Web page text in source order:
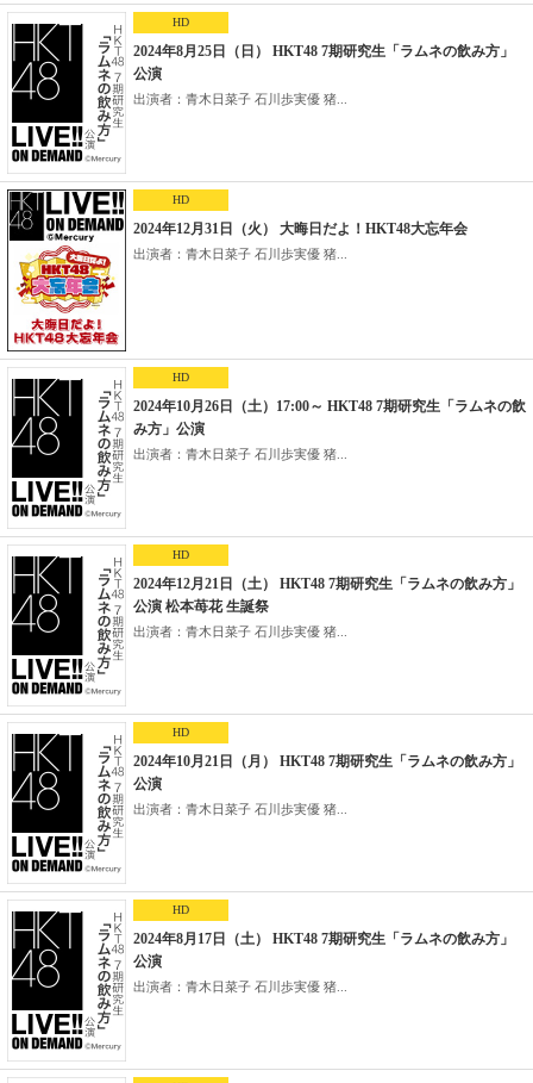
HD
2024年8月25日（日） HKT48 7期研究生「ラムネの飲み方」
公演
出演者：青木日菜子 石川歩実優 猪...
HD
2024年12月31日（火） 大晦日だよ！HKT48大忘年会
出演者：青木日菜子 石川歩実優 猪...
HD
2024年10月26日（土）17:00～ HKT48 7期研究生「ラムネの飲
み方」公演
出演者：青木日菜子 石川歩実優 猪...
HD
2024年12月21日（土） HKT48 7期研究生「ラムネの飲み方」
公演 松本苺花 生誕祭
出演者：青木日菜子 石川歩実優 猪...
HD
2024年10月21日（月） HKT48 7期研究生「ラムネの飲み方」
公演
出演者：青木日菜子 石川歩実優 猪...
HD
2024年8月17日（土） HKT48 7期研究生「ラムネの飲み方」
公演
出演者：青木日菜子 石川歩実優 猪...